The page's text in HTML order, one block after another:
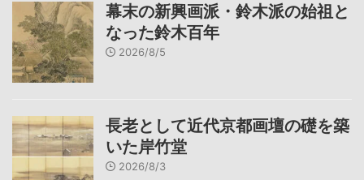
幕末の新興画派・鈴木派の始祖と
なった鈴木百年
2026/8/5
長老として近代京都画壇の礎を築
いた岸竹堂
2026/8/3